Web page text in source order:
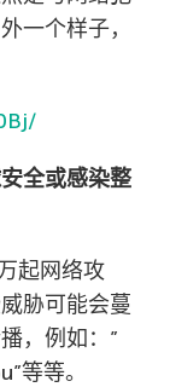
一个样子，
全或感染整
起网络攻
胁可能会蔓
，例如：”
等等。